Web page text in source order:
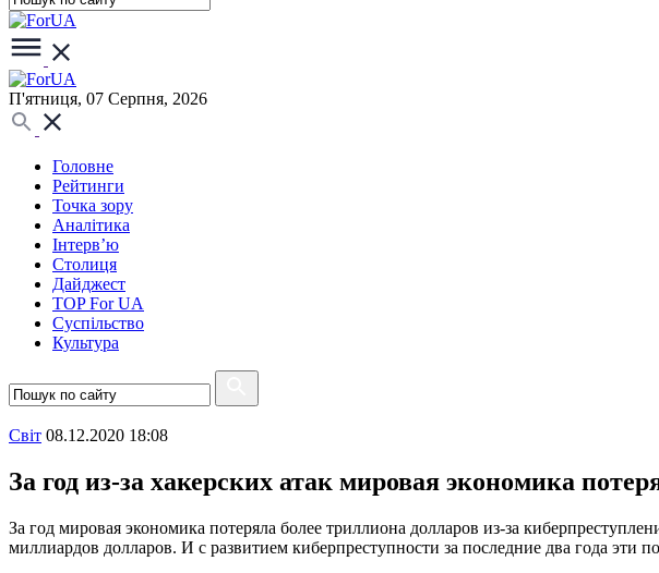
П'ятниця, 07 Серпня, 2026
Головне
Рейтинги
Точка зору
Аналітика
Інтерв’ю
Столиця
Дайджест
TOP For UA
Суспiльство
Культура
Свiт 08.12.2020 18:08
За год из-за хакерских атак мировая экономика
За год мировая экономика потеряла более триллиона долларов из-за
миллиардов долларов. И с развитием киберпреступности за последние два года эти